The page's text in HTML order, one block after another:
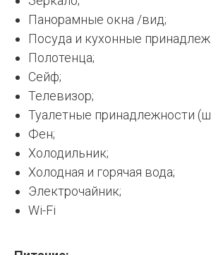
Панорамные окна /вид;
Посуда и кухонные
Полотенца;
Сейф;
Телевизор;
Туалетные принадлежности
Фен;
Холодильник;
Холодная и горячая вода;
Электрочайник;
Wi-Fi